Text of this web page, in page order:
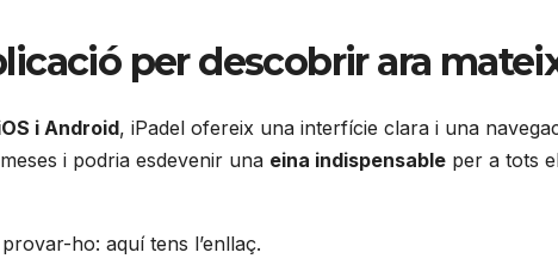
per descobrir ara
i Android, iPadel ofereix una interfície clara i una
i podria esdevenir una eina indispensable per a tots
ho: aquí tens l’enllaç.